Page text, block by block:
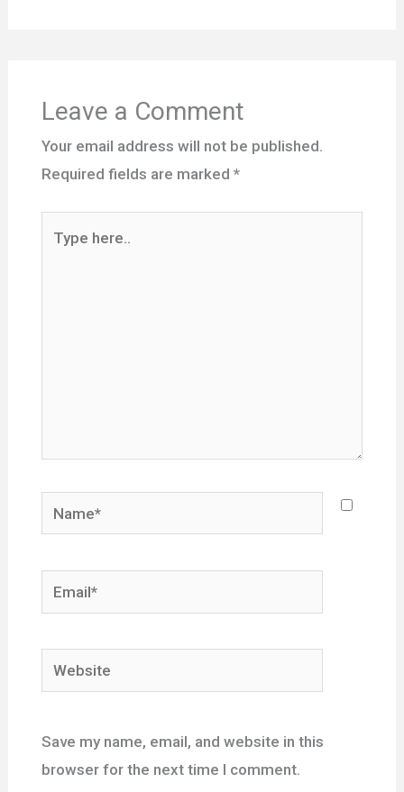
Leave a Comment
Your email address will not be published.
Required fields are marked *
here..
Name*
Email*
Website
Save my name, email, and website in this
browser for the next time I comment.